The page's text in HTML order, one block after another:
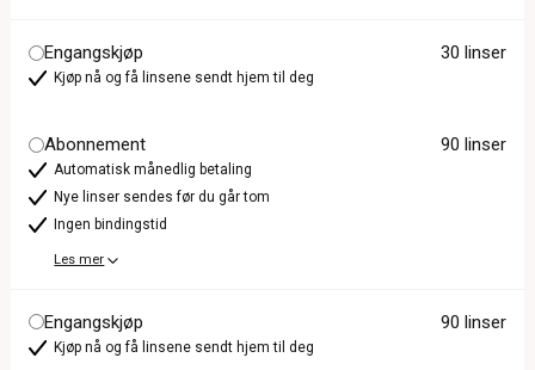
Engangskjøp 30 linser
Kjøp nå og få linsene sendt hjem til deg
Abonnement 90 linser
Automatisk månedlig betaling
Nye linser sendes før du går tom
Ingen bindingstid
Les mer
Engangskjøp 90 linser
Kjøp nå og få linsene sendt hjem til deg